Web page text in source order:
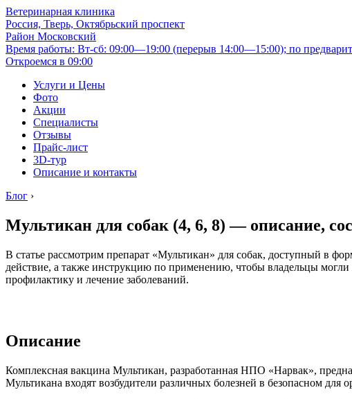
Ветеринарная клиника
Россия, Тверь, Октябрьский проспект
Район Московский
Время работы: Вт-сб: 09:00—19:00 (перерыв 14:00—15:00); по
Откроемся в 09:00
Услуги и Цены
Фото
Акции
Специалисты
Отзывы
Прайс-лист
3D-тур
Описание и контакты
Блог ›
Мультикан для собак (4, 6, 8) — описание,
В статье рассмотрим препарат «Мультикан» для собак, доступный в
действие, а также инструкцию по применению, чтобы владельцы могли
профилактику и лечение заболеваний.
Описание
Комплексная вакцина Мультикан, разработанная НПО «Нарвак»,
Мультикана входят возбудители различных болезней в безопасном